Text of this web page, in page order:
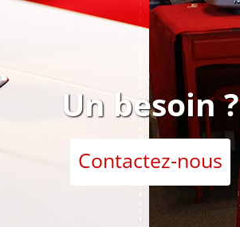
Un besoin ?
Contactez-nous